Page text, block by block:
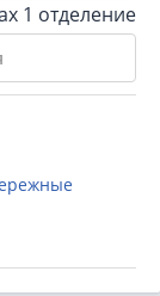
1 отделение